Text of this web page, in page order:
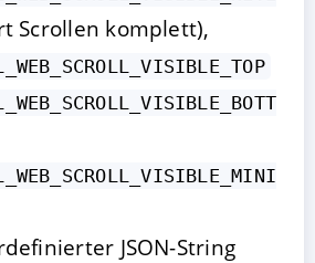
Scrollen komplett),
JSON-String